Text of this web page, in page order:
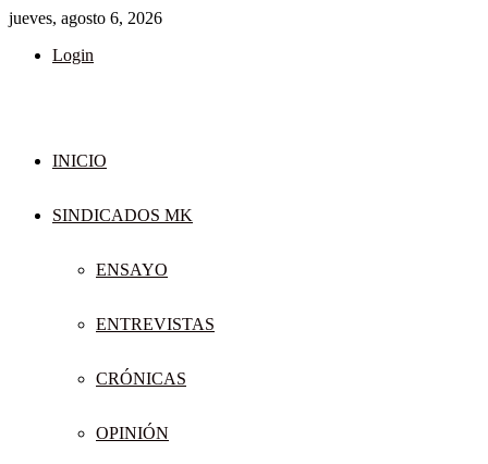
jueves, agosto 6, 2026
Login
INICIO
SINDICADOS MK
ENSAYO
ENTREVISTAS
CRÓNICAS
OPINIÓN